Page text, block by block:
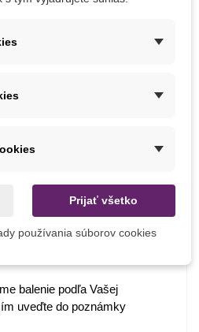
Jeseň
sáčkov a cibuľky toho istého
zabezpečiť ideálne
balenie podľa Vašej
uveďte do poznámky
Prijať všetko
používania súborov cookies